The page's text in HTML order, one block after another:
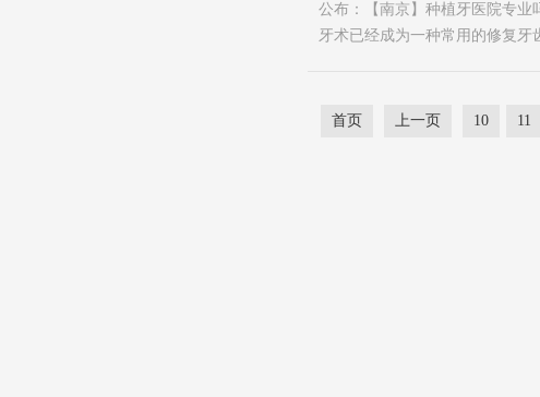
公布：【南京】种植牙医院专
牙术已经成为一种常用的修复牙
首页 上一页 10 11